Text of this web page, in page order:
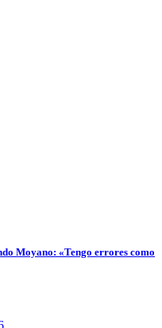
Moyano: «Tengo errores como